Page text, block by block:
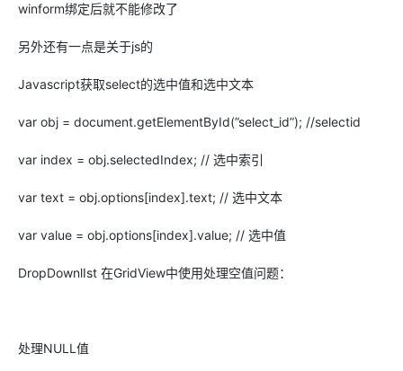
winform绑定后就不能修改了
另外还有一点是关于js的
Javascript获取select的选中值和选中文本
var obj = document.getElementById(”select_id”); //selectid
var index = obj.selectedIndex; // 选中索引
var text = obj.options[index].text; // 选中文本
var value = obj.options[index].value; // 选中值
DropDownlIst 在GridView中使用处理空值问题：
处理NULL值